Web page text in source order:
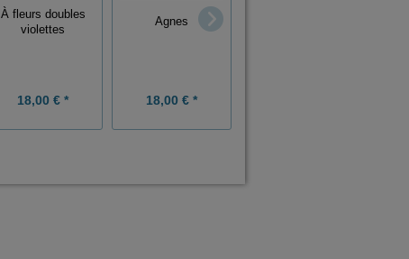
À fleurs doubles
violettes
18,00 € *
Agnes
18,00 € *